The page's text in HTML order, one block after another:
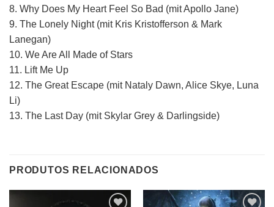
8. Why Does My Heart Feel So Bad (mit Apollo Jane)
9. The Lonely Night (mit Kris Kristofferson & Mark
Lanegan)
10. We Are All Made of Stars
11. Lift Me Up
12. The Great Escape (mit Nataly Dawn, Alice Skye, Luna
Li)
13. The Last Day (mit Skylar Grey & Darlingside)
PRODUTOS RELACIONADOS